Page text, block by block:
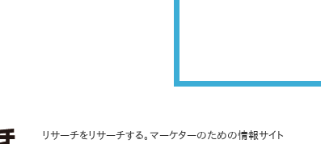
リサーチをリサーチする。マーケターのための情報サイト